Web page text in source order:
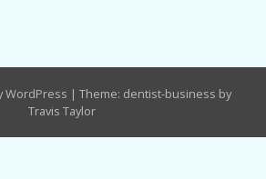
WordPress | Theme: dentist-business by
Travis Taylor